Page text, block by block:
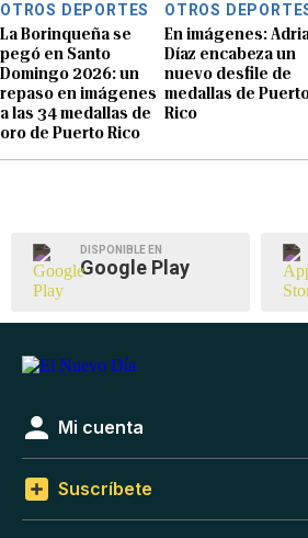
OTROS DEPORTES
La Borinqueña se
pegó en Santo
Domingo 2026: un
repaso en imágenes
a las 34 medallas de
oro de Puerto Rico
OTROS
En imágenes:
Díaz encabeza un
nuevo desfile de
medallas de
Rico
DISPONIBLE EN
Google Play
Mi cuenta
Suscríbete